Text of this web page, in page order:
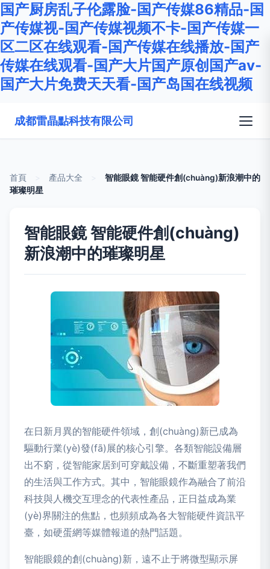
国产厨房乱子伦露脸-国产传媒86精品-国
产传媒视-国产传媒视频不卡-国产传媒一
区二区在线观看-国产传媒在线播放-国产
传媒在线观看-国产大片国产原创国产av-
国产大片免费天天看-国产岛国在线视频
成都雷晶點科技有限公司
首頁 產品大全
智能眼鏡 智能硬件創(chuàng)新浪潮中的
璀璨明星
智能眼鏡 智能硬件創(chuàng)
新浪潮中的璀璨明星
在日新月異的智能硬件領域，創(chuàng)新已成為
驅動行業(yè)發(fā)展的核心引擎。各類智能設備層
出不窮，從智能家居到可穿戴設備，不斷重塑著我們
的生活與工作方式。其中，智能眼鏡作為融合了前沿
科技與人機交互理念的代表性產品，正日益成為業
(yè)界關注的焦點，也頻頻成為各大智能硬件資訊平
臺，如硬蛋網等媒體報道的熱門話題。
智能眼鏡的創(chuàng)新，遠不止于將微型顯示屏